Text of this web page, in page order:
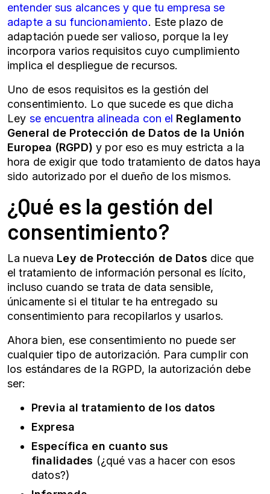
entender sus alcances y que tu empresa se
adapte a su funcionamiento. Este plazo de
adaptación puede ser valioso, porque la ley
incorpora varios requisitos cuyo cumplimiento
implica el despliegue de recursos.
Uno de esos requisitos es la gestión del
consentimiento. Lo que sucede es que dicha
Ley se encuentra alineada con el Reglamento
General de Protección de Datos de la Unión
Europea (RGPD) y por eso es muy estricta a la
hora de exigir que todo tratamiento de datos haya
sido autorizado por el dueño de los mismos.
¿Qué es la gestión del
consentimiento?
La nueva Ley de Protección de Datos dice que
el tratamiento de información personal es lícito,
incluso cuando se trata de data sensible,
únicamente si el titular te ha entregado su
consentimiento para recopilarlos y usarlos.
Ahora bien, ese consentimiento no puede ser
cualquier tipo de autorización. Para cumplir con
los estándares de la RGPD, la autorización debe
ser:
Previa al tratamiento de los datos
Expresa
Específica en cuanto sus
finalidades (¿qué vas a hacer con esos
datos?)